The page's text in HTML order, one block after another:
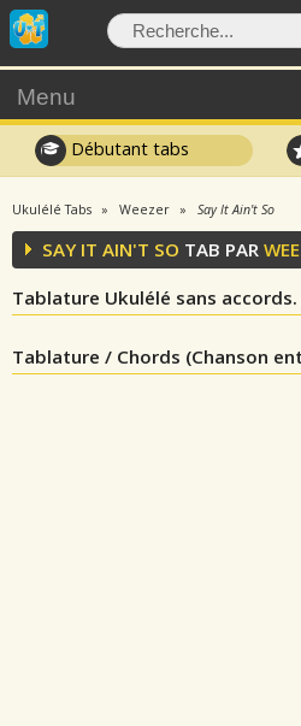
Menu
Débutant tabs
Ukulélé Tabs Weezer Say It Ain't So
SAY IT AIN'T SO TAB PAR
Tablature Ukulélé sans accords.
Tablature / Chords (Chanson